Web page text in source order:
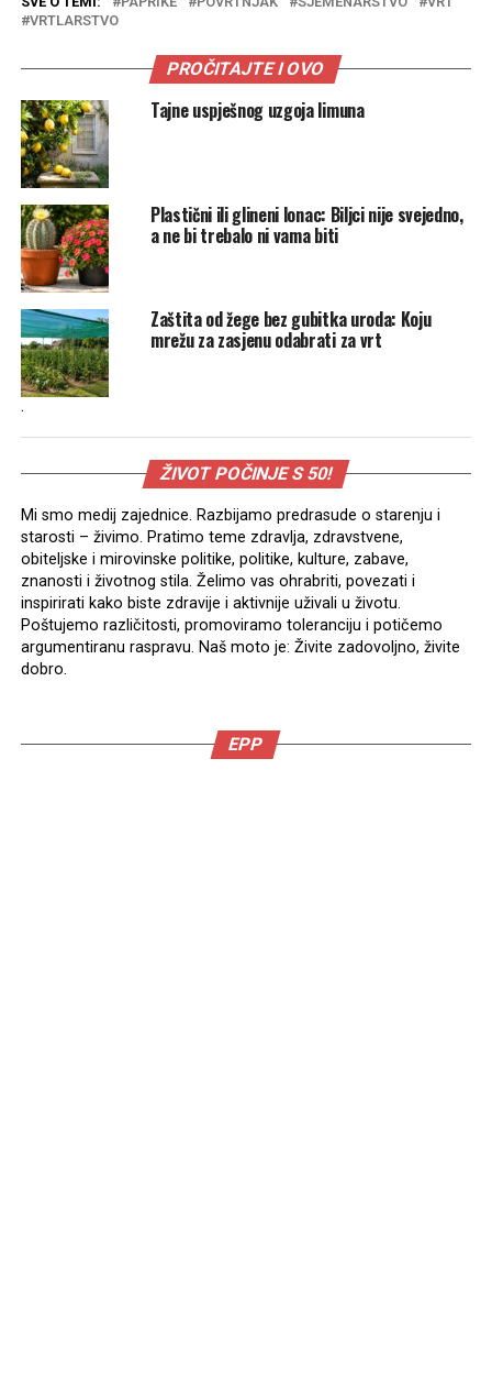
VRTLARSTVO
PROČITAJTE I OVO
Tajne uspješnog uzgoja limuna
Plastični ili glineni lonac: Biljci nije svejedno,
a ne bi trebalo ni vama biti
Zaštita od žege bez gubitka uroda: Koju
mrežu za zasjenu odabrati za vrt
.
ŽIVOT POČINJE S 50!
Mi smo medij zajednice. Razbijamo predrasude o starenju i
starosti – živimo. Pratimo teme zdravlja, zdravstvene,
obiteljske i mirovinske politike, politike, kulture, zabave,
znanosti i životnog stila. Želimo vas ohrabriti, povezati i
inspirirati kako biste zdravije i aktivnije uživali u životu.
Poštujemo različitosti, promoviramo toleranciju i potičemo
argumentiranu raspravu. Naš moto je: Živite zadovoljno, živite
dobro.
EPP